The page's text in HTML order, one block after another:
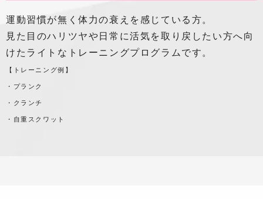
運動習慣が無く体力の衰えを感じている方。
見た目のハリツヤや日常に活気を取り戻したい方へ向
けたライトなトレーニングプログラムです。
【トレーニング例】
・プランク
・クランチ
・自重スクワット